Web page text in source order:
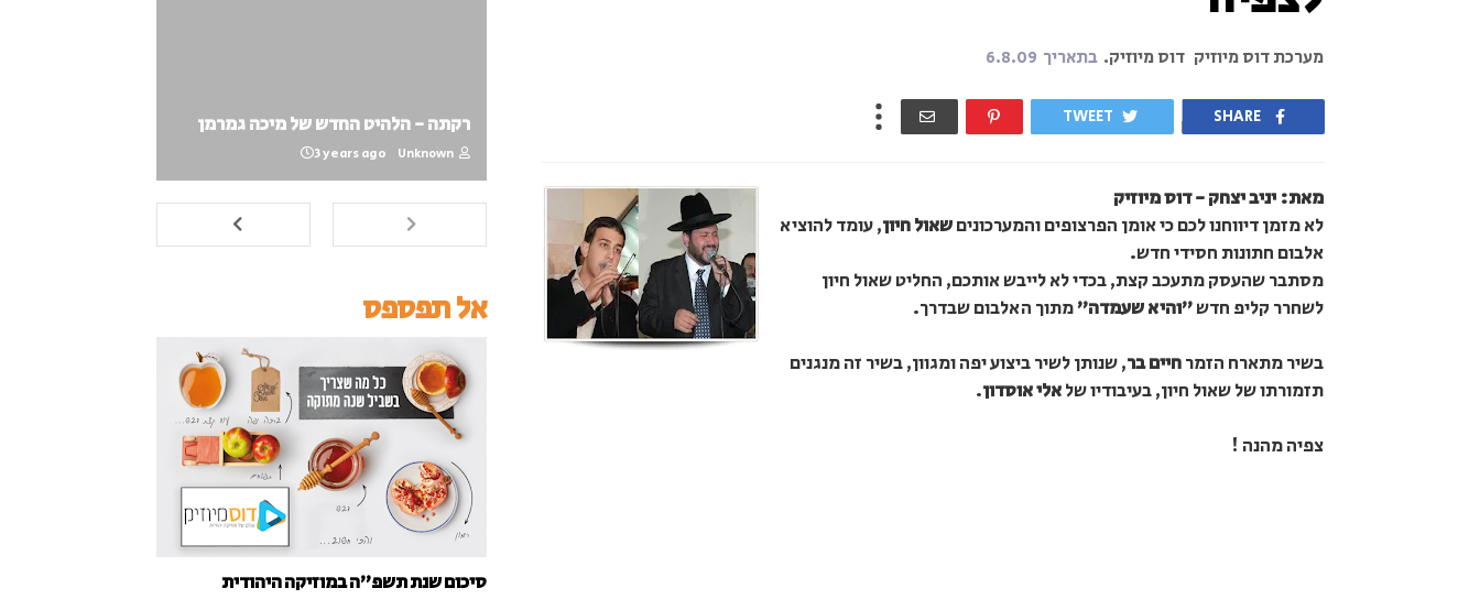
מערכת דוס מיוזיק דוס מיוזיק. בתאריך 6.8.09
SHARE
TWEET
מאת: יניב יצחק - דוס מיוזיק
לא מזמן דיווחנו לכם כי אומן הפרצופים והמערכוניםשאול חיון, עומד להוציא
אלבום חתונות חסידי חדש.
מסתבר שהעסק מתעכב קצת, בכדי לא לייבש אותכם, החליט שאול חיון
לשחרר קליפ חדש"והיא שעמדה"מתוך האלבום שבדרך.
בשיר מתארח הזמרחיים בר, שנותן לשיר ביצוע יפה ומגוון, בשיר זה מנגנים
תזמורתו של שאול חיון, בעיבודיו שלאלי אוסדון.
צפיה מהנה !
רקתה - הלהיט החדש של מיכה גמרמן
Unknown
3 years ago
אל תפספס
סיכום שנת תשפ"ה במוזיקה היהודית